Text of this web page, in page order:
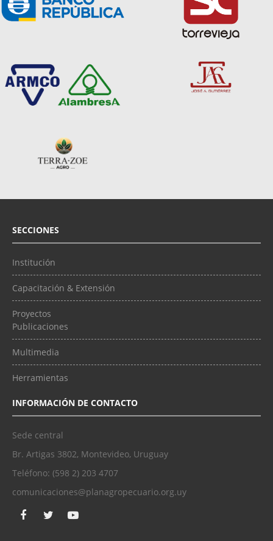
SECCIONES
Institución
Capacitación & Extensión
Proyectos
Publicaciones
Multimedia
Herramientas
INFORMACIÓN DE CONTACTO
Sede central
Br. Artigas 3802, Montevideo, Uruguay
Teléfono: (598 2) 203 4707
comunicaciones@planagropecuario.org.uy